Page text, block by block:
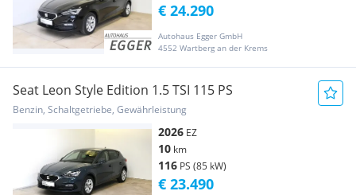
Autohaus Egger GmbH
4552 Wartberg an der Krems
€ 24.290
Seat Leon Style Edition 1.5 TSI 115 PS
Benzin, Schaltgetriebe, Gewährleistung
2026 EZ
10 km
116 PS (85 kW)
€ 23.490